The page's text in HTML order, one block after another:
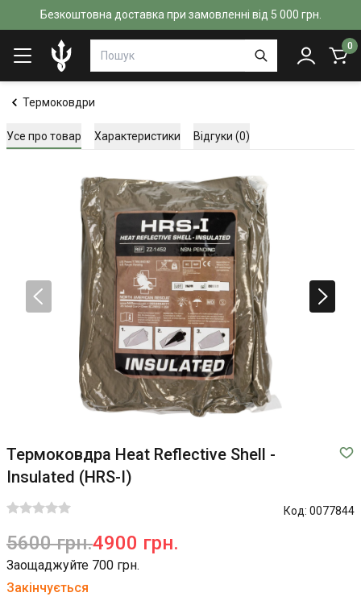
Безкоштовна доставка при замовленні від 5 000 грн.
0
Термоковдри
Усе про товар Характеристики Відгуки (0)
Термоковдра Heat Reflective Shell -
Insulated (HRS-I)
Код: 0077844
5600 грн.4900 грн.
Заощаджуйте 700 грн.
Закінчується